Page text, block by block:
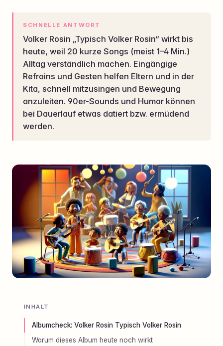
SCHNELLE ANTWORT
Volker Rosin „Typisch Volker Rosin“ wirkt bis
heute, weil 20 kurze Songs (meist 1–4 Min.)
Alltag verständlich machen. Eingängige
Refrains und Gesten helfen Eltern und in der
Kita, schnell mitzusingen und Bewegung
anzuleiten. 90er-Sounds und Humor können
bei Dauerlauf etwas datiert bzw. ermüdend
werden.
INHALT
Albumcheck: Volker Rosin Typisch Volker Rosin
Warum dieses Album heute noch wirkt